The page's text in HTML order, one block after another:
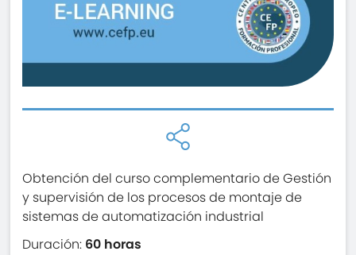
Obtención del curso complementario de Gestión
y supervisión de los procesos de montaje de
sistemas de automatización industrial
Duración: 60 horas